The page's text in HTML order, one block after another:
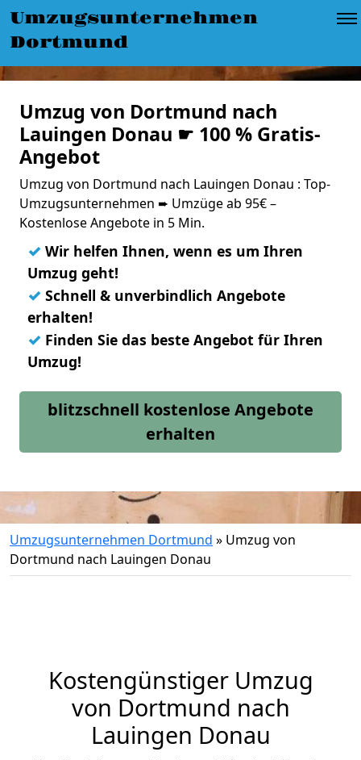
Umzugsunternehmen
Dortmund
Umzug von Dortmund nach
Lauingen Donau ☛ 100 % Gratis-
Angebot
Umzug von Dortmund nach Lauingen Donau : Top-
Umzugsunternehmen ➨ Umzüge ab 95€ –
Kostenlose Angebote in 5 Min.
✓ Wir helfen Ihnen, wenn es um Ihren
Umzug geht!
✓ Schnell & unverbindlich Angebote
erhalten!
✓ Finden Sie das beste Angebot für Ihren
Umzug!
blitzschnell kostenlose Angebote
erhalten
Umzugsunternehmen Dortmund » Umzug von
Dortmund nach Lauingen Donau
Kostengünstiger Umzug
von Dortmund nach
Lauingen Donau